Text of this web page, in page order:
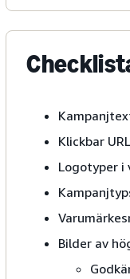
Klickbar
Logotyper i
Bilder av